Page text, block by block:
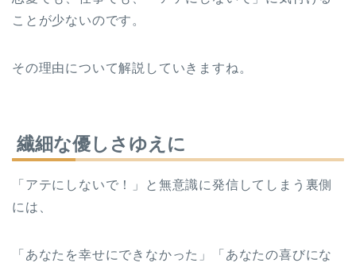
ことが少ないのです。
その理由について解説していきますね。
繊細な優しさゆえに
「アテにしないで！」と無意識に発信してしまう裏側
には、
「あなたを幸せにできなかった」「あなたの喜びにな